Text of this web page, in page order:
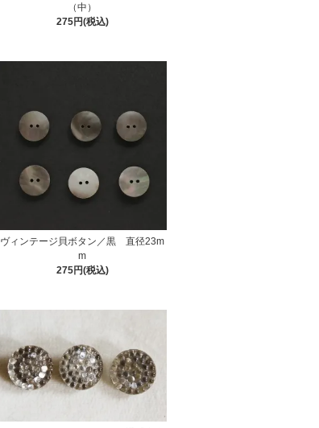
（中）
275円(税込)
ヴィンテージ貝ボタン／黒 直径23m
m
275円(税込)